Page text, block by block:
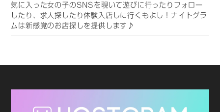
気に入った女の子のSNSを覗いて遊びに行ったりフォロー
したり、求人探したり体験入店しに行くもよし！ナイトグラ
ムは新感覚のお店探しを提供します♪